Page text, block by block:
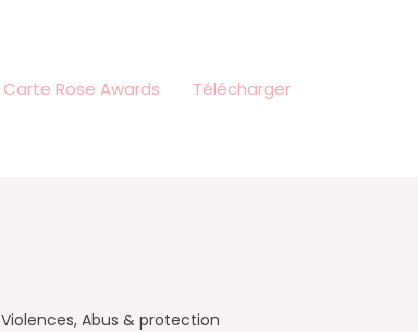
Carte Rose Awards Télécharger
Violences, Abus & protection